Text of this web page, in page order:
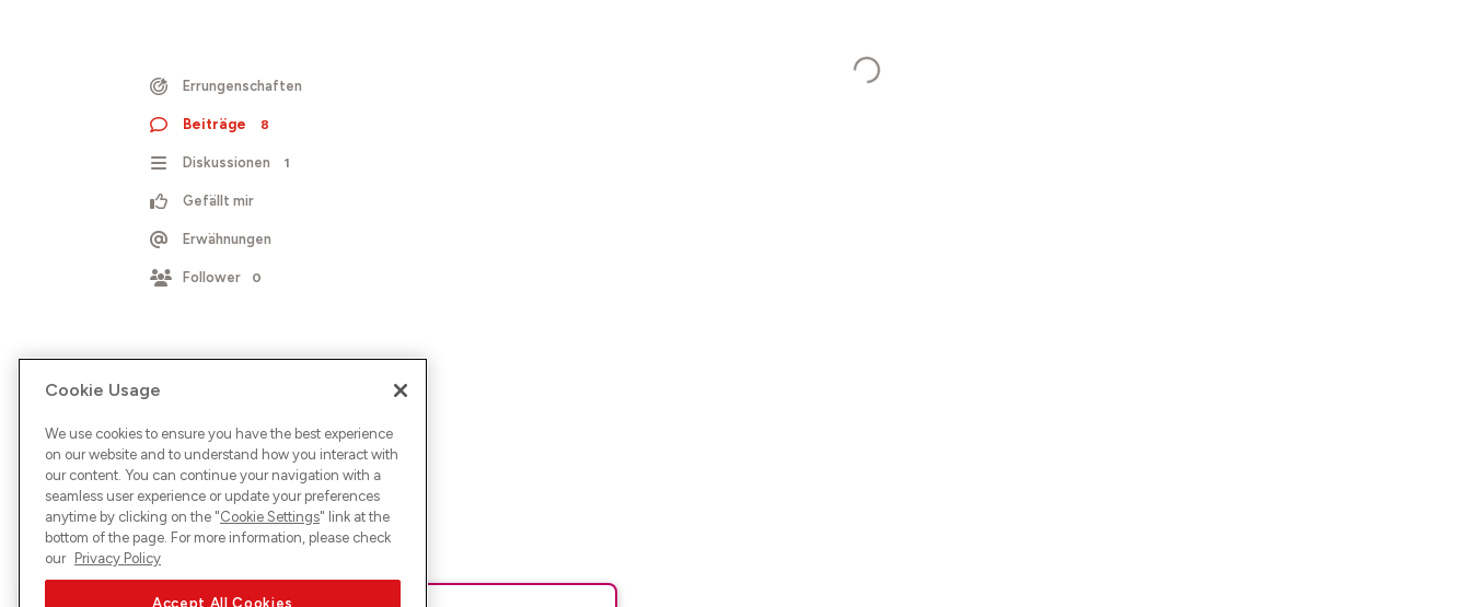
Errungenschaften
Beiträge 8
Diskussionen 1
Gefällt mir
Erwähnungen
Follower 0
Cookie Usage
We use cookies to ensure you have the best experience
on our website and to understand how you interact with
our content. You can continue your navigation with a
seamless user experience or update your preferences
anytime by clicking on the "Cookie Settings" link at the
bottom of the page. For more information, please check
our Privacy Policy
Accept All Cookies